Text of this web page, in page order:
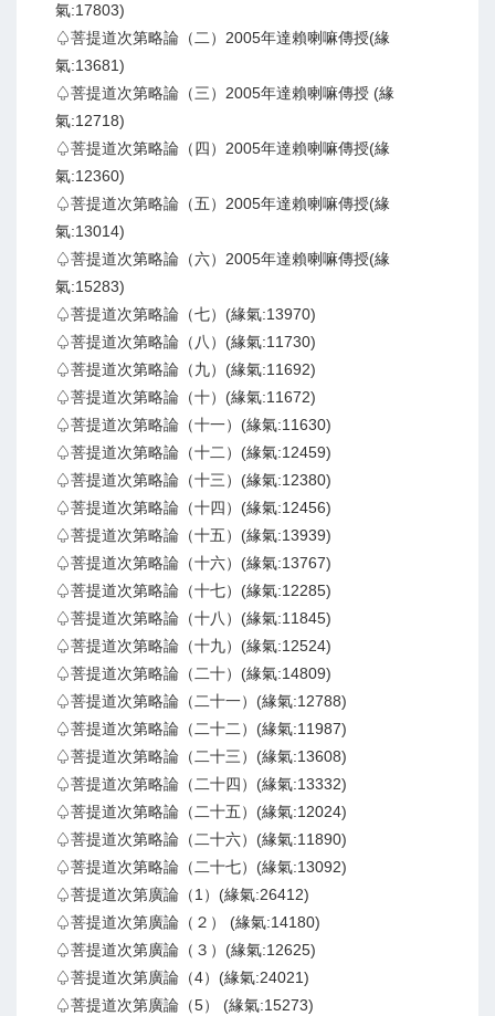
氣:17803)
♤菩提道次第略論（二）2005年達賴喇嘛傳授(緣
氣:13681)
♤菩提道次第略論（三）2005年達賴喇嘛傳授 (緣
氣:12718)
♤菩提道次第略論（四）2005年達賴喇嘛傳授(緣
氣:12360)
♤菩提道次第略論（五）2005年達賴喇嘛傳授(緣
氣:13014)
♤菩提道次第略論（六）2005年達賴喇嘛傳授(緣
氣:15283)
♤菩提道次第略論（七）(緣氣:13970)
♤菩提道次第略論（八）(緣氣:11730)
♤菩提道次第略論（九）(緣氣:11692)
♤菩提道次第略論（十）(緣氣:11672)
♤菩提道次第略論（十一）(緣氣:11630)
♤菩提道次第略論（十二）(緣氣:12459)
♤菩提道次第略論（十三）(緣氣:12380)
♤菩提道次第略論（十四）(緣氣:12456)
♤菩提道次第略論（十五）(緣氣:13939)
♤菩提道次第略論（十六）(緣氣:13767)
♤菩提道次第略論（十七）(緣氣:12285)
♤菩提道次第略論（十八）(緣氣:11845)
♤菩提道次第略論（十九）(緣氣:12524)
♤菩提道次第略論（二十）(緣氣:14809)
♤菩提道次第略論（二十一）(緣氣:12788)
♤菩提道次第略論（二十二）(緣氣:11987)
♤菩提道次第略論（二十三）(緣氣:13608)
♤菩提道次第略論（二十四）(緣氣:13332)
♤菩提道次第略論（二十五）(緣氣:12024)
♤菩提道次第略論（二十六）(緣氣:11890)
♤菩提道次第略論（二十七）(緣氣:13092)
♤菩提道次第廣論（1）(緣氣:26412)
♤菩提道次第廣論（２） (緣氣:14180)
♤菩提道次第廣論（３）(緣氣:12625)
♤菩提道次第廣論（4）(緣氣:24021)
♤菩提道次第廣論（5） (緣氣:15273)